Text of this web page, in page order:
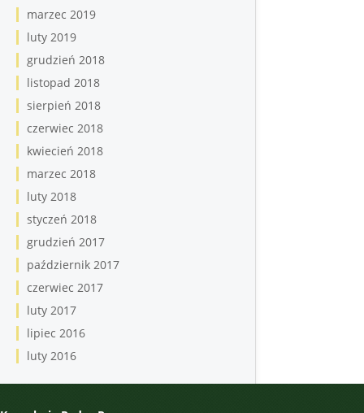
marzec 2019
luty 2019
grudzień 2018
listopad 2018
sierpień 2018
czerwiec 2018
kwiecień 2018
marzec 2018
luty 2018
styczeń 2018
grudzień 2017
październik 2017
czerwiec 2017
luty 2017
lipiec 2016
luty 2016